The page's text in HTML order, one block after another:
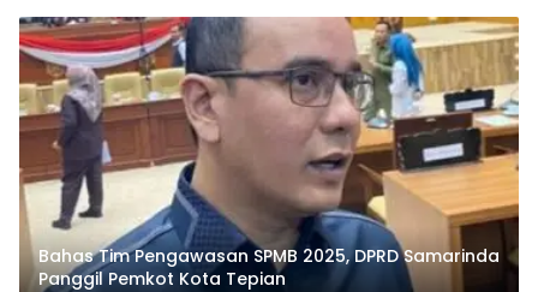
Bahas Tim Pengawasan SPMB 2025, DPRD Samarinda
Panggil Pemkot Kota Tepian